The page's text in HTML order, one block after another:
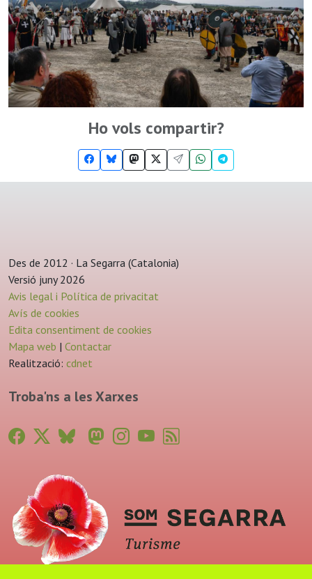
Ho vols compartir?
Des de 2012 · La Segarra (Catalonia)
Versió juny 2026
Avis legal i Política de privacitat
Avís de cookies
Edita consentiment de cookies
Mapa web | Contactar
Realització: cdnet
Troba'ns a les Xarxes